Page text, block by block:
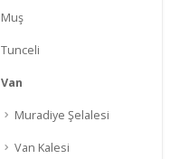
Muş
Tunceli
Van
Muradiye Şelalesi
Van Kalesi